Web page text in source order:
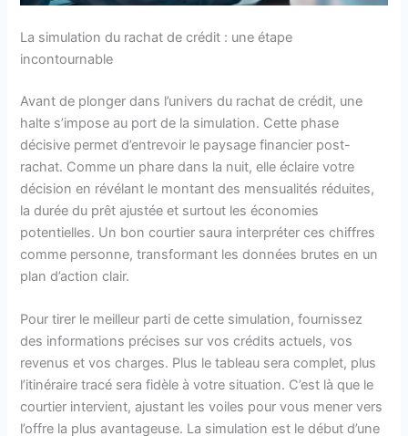
La simulation du rachat de crédit : une étape
incontournable
Avant de plonger dans l’univers du rachat de crédit, une
halte s’impose au port de la simulation. Cette phase
décisive permet d’entrevoir le paysage financier post-
rachat. Comme un phare dans la nuit, elle éclaire votre
décision en révélant le montant des mensualités réduites,
la durée du prêt ajustée et surtout les économies
potentielles. Un bon courtier saura interpréter ces chiffres
comme personne, transformant les données brutes en un
plan d’action clair.
Pour tirer le meilleur parti de cette simulation, fournissez
des informations précises sur vos crédits actuels, vos
revenus et vos charges. Plus le tableau sera complet, plus
l’itinéraire tracé sera fidèle à votre situation. C’est là que le
courtier intervient, ajustant les voiles pour vous mener vers
l’offre la plus avantageuse. La simulation est le début d’une